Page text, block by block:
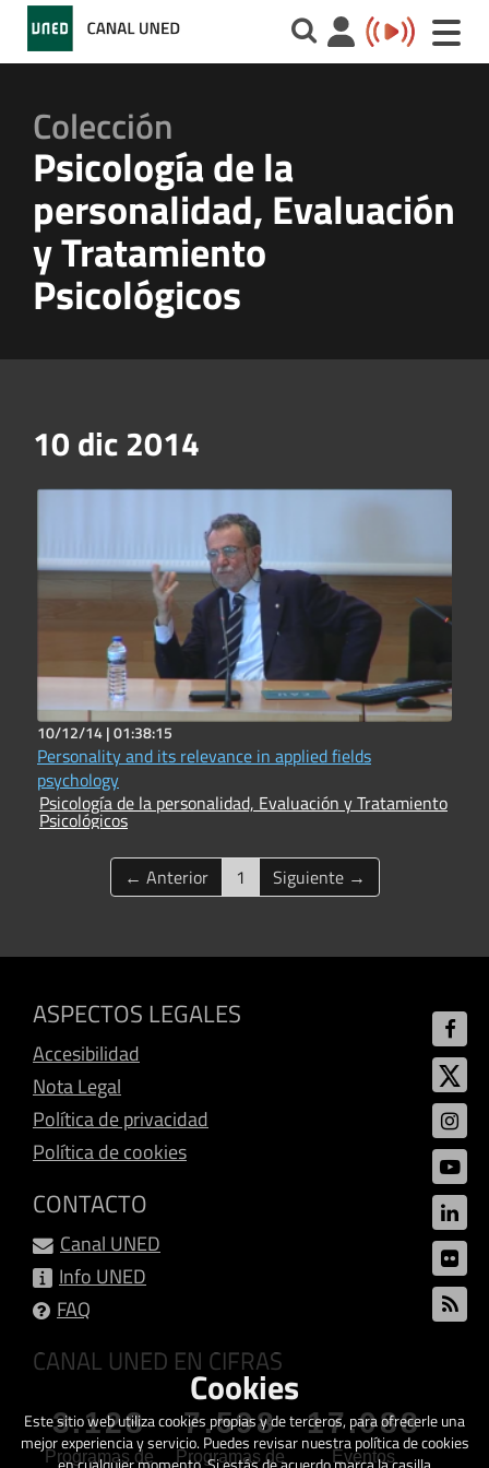
Toggle
Colección
Psicología de la
personalidad, Evaluación
y Tratamiento
Psicológicos
10 dic 2014
10/12/14 |01:38:15
Personality and its relevance in applied fields
psychology
Psicología de la personalidad, Evaluación y Tratamiento
Psicológicos
← Anterior 1 (current)
Siguiente →
ASPECTOS LEGALES
Accesibilidad
Nota Legal
Política de privacidad
Política de cookies
CONTACTO
Canal UNED
Info UNED
FAQ
CANAL UNED EN CIFRAS
3.128
Programas de
7.598
Programas de
17.088
Eventos
Cookies
Este sitio web utiliza cookies propias y de terceros, para ofrecerle una
mejor experiencia y servicio. Puedes revisar nuestra política de cookies